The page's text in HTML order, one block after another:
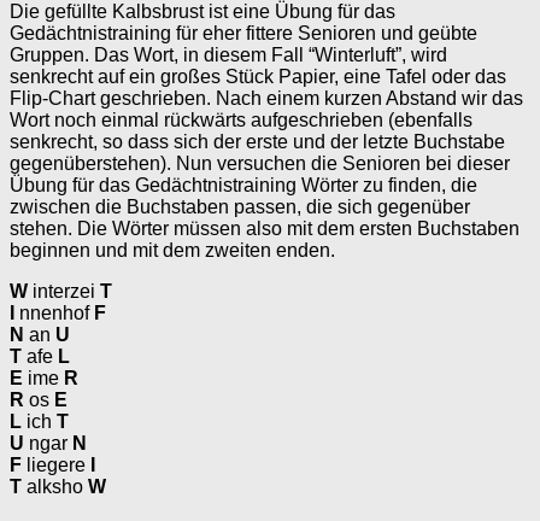
Die gefüllte Kalbsbrust ist eine Übung für das
Gedächtnistraining für eher fittere Senioren und geübte
Gruppen. Das Wort, in diesem Fall “Winterluft”, wird
senkrecht auf ein großes Stück Papier, eine Tafel oder das
Flip-Chart geschrieben. Nach einem kurzen Abstand wir das
Wort noch einmal rückwärts aufgeschrieben (ebenfalls
senkrecht, so dass sich der erste und der letzte Buchstabe
gegenüberstehen). Nun versuchen die Senioren bei dieser
Übung für das Gedächtnistraining Wörter zu finden, die
zwischen die Buchstaben passen, die sich gegenüber
stehen. Die Wörter müssen also mit dem ersten Buchstaben
beginnen und mit dem zweiten enden.
W interzei T
nnenhof F
N an U
T afe L
E ime R
R os E
L ich T
U ngar N
F liegere
T alksho W